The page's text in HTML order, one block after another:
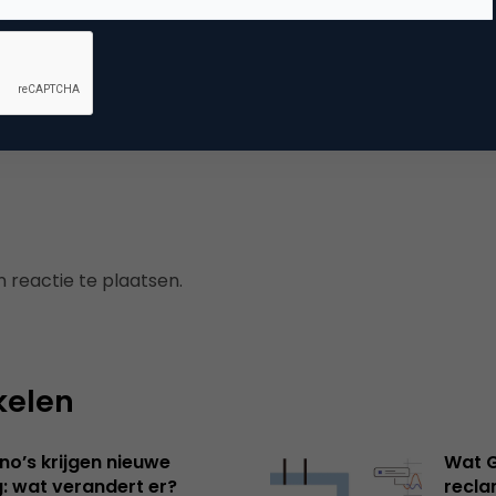
advertising
reactie te plaatsen.
krijgen nieuwe
wat verandert er?
Wat